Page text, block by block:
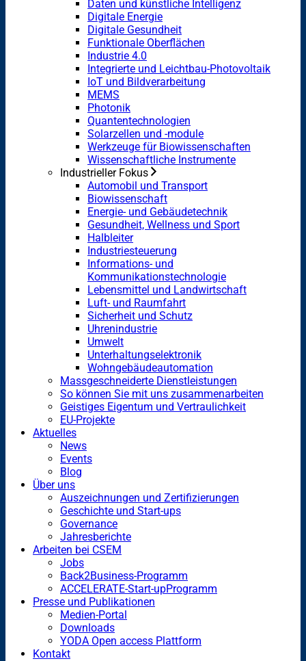
Daten und künstliche Intelligenz
Digitale Energie
Digitale Gesundheit
Funktionale Oberflächen
Industrie 4.0
Integrierte und Leichtbau-Photovoltaik
IoT und Bildverarbeitung
MEMS
Photonik
Quantentechnologien
Solarzellen und -module
Werkzeuge für Biowissenschaften
Wissenschaftliche Instrumente
Industrieller Fokus
Automobil und Transport
Biowissenschaft
Energie- und Gebäudetechnik
Gesundheit, Wellness und Sport
Halbleiter
Industriesteuerung
Informations- und
Kommunikationstechnologie
Lebensmittel und Landwirtschaft
Luft- und Raumfahrt
Sicherheit und Schutz
Uhrenindustrie
Umwelt
Unterhaltungselektronik
Wohngebäudeautomation
Massgeschneiderte Dienstleistungen
So können Sie mit uns zusammenarbeiten
Geistiges Eigentum und Vertraulichkeit
EU-Projekte
Aktuelles
News
Events
Blog
Über uns
Auszeichnungen und Zertifizierungen
Geschichte und Start-ups
Governance
Jahresberichte
Arbeiten bei CSEM
Jobs
Back2Business-Programm
ACCELERATE-Start-upProgramm
Presse und Publikationen
Medien-Portal
Downloads
YODA Open access Plattform
Kontakt